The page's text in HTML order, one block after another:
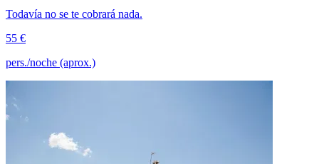
Todavía no se te cobrará nada.
55 €
pers./noche (aprox.)